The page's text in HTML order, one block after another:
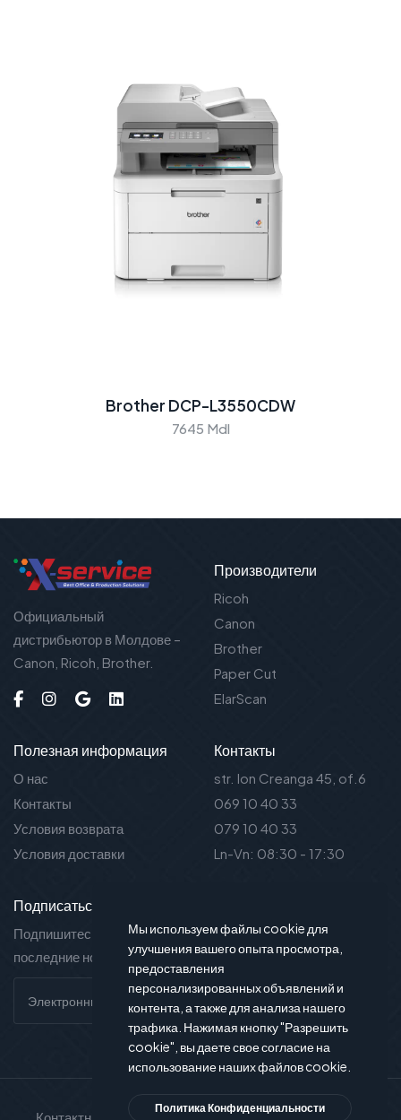
Brother DCP-L3550CDW
7645 Mdl
Официальный
дистрибьютор в Молдове –
Canon, Ricoh, Brother.
Производители
Ricoh
Canon
Brother
Paper Cut
ElarScan
Полезная информация
О нас
Контакты
Условия возврата
Условия доставки
Контакты
str. Ion Creanga 45, of.6
069 10 40 33
079 10 40 33
Ln-Vn: 08:30 - 17:30
Подписаться на новости
Подпишитесь на нашу рассылку и вы будете в курсе
последние новости и предложения.
Мы используем файлы cookie для
улучшения вашего опыта просмотра,
предоставления
персонализированных объявлений и
контента, а также для анализа нашего
трафика. Нажимая кнопку "Разрешить
cookie", вы даете свое согласие на
использование наших файлов cookie.
Политика Конфиденциальности